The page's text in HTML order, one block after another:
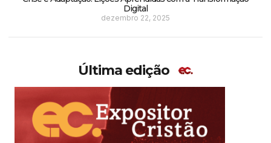
Digital
dezembro 22, 2025
Última edição